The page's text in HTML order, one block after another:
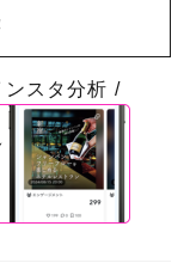
スタ分析 /